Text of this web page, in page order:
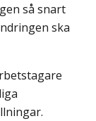
så snart
ska